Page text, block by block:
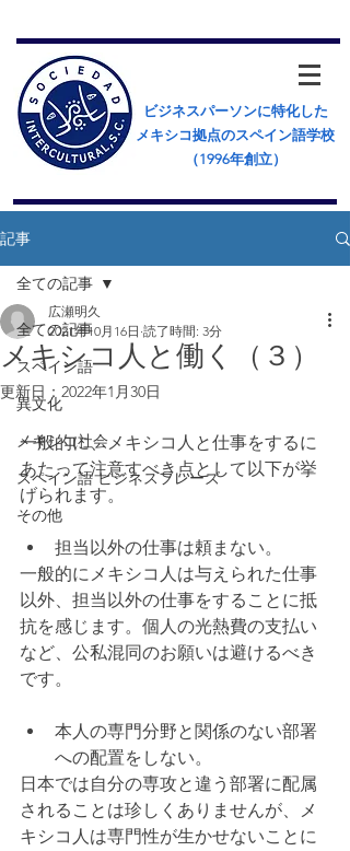
ビジネスパーソンに特化した
メキシコ拠点のスペイン語学校
（​1996年創立）
記事
全ての記事
スペイン語
異文化
メキシコ社会
スペイン語 ビジネスフレーズ
その他
全ての記事
メキシコ人と働く（３）
広瀬明久
2021年10月16日 読了時間: 3分
更新日： 2022年1月30日
一般的に、メキシコ人と仕事をするに
あたって注意すべき点として以下が挙
げられます。
担当以外の仕事は頼まない。
一般的にメキシコ人は与えられた仕事
以外、担当以外の仕事をすることに抵
抗を感じます。個人の光熱費の支払い
など、公私混同のお願いは避けるべき
です。
本人の専門分野と関係のない部署
への配置をしない。
日本では自分の専攻と違う部署に配属
されることは珍しくありませんが、メ
キシコ人は専門性が生かせないことに